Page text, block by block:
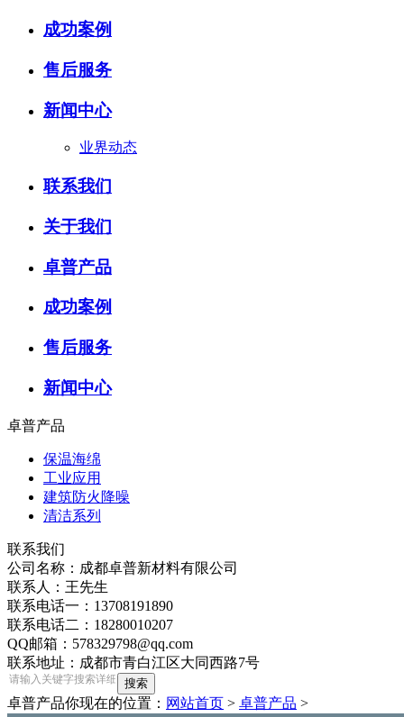
成功案例
售后服务
新闻中心
业界动态
联系我们
关于我们
卓普产品
成功案例
售后服务
新闻中心
卓普产品
保温海绵
工业应用
建筑防火降噪
清洁系列
联系我们
公司名称：成都卓普新材料有限公司
联系人：王先生
联系电话一：13708191890
联系电话二：18280010207
QQ邮箱：578329798@qq.com
联系地址：成都市青白江区大同西路7号
卓普产品你现在的位置： 网站首页 > 卓普产品 >